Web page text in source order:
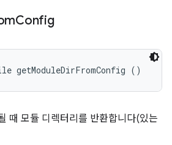
Config
getModuleDirFromConfig ()
때 모듈 디렉터리를 반환합니다(있는